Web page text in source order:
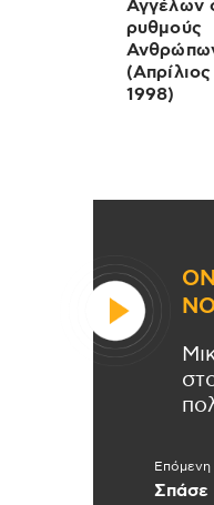
Αγγέλων
ρυθμούς
(Απρίλιος
1998)
Επόμενη
Σπάσε